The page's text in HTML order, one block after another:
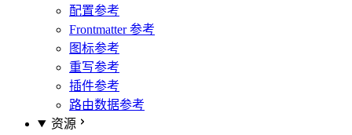
配置参考
Frontmatter 参考
图标参考
重写参考
插件参考
路由数据参考
资源